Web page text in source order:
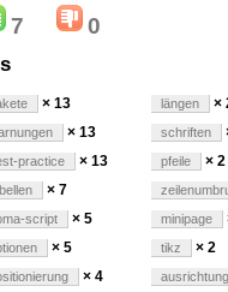
7 0
× 13
× 13
practice × 13
× 7
script × 5
× 5
× 4
längen ×
schriften
pfeile × 2
minipage
tikz × 2
ausrichtung